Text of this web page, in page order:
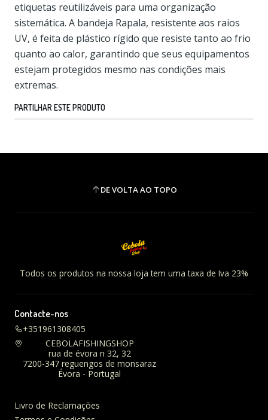
etiquetas reutilizáveis ​​para uma organização
sistemática. A bandeja Rapala, resistente aos raios
UV, é feita de plástico rígido que resiste tanto ao frio
quanto ao calor, garantindo que seus equipamentos
estejam protegidos mesmo nas condições mais
extremas.
PARTILHAR ESTE PRODUTO
DE VOLTA AO TOPO
Todos os produtos na nossa loja tem uma taxa de Iva 23%
Contacte-nos
+351961308405
CEBOLAFISHINGSHOP
rua de évora n 32, 32
7200-347 reguengos de monsaraz
Évora - Portugal
Livro de Reclamações